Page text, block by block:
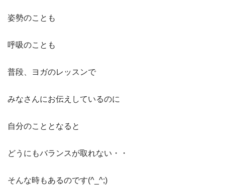
姿勢のことも
呼吸のことも
普段、ヨガのレッスンで
みなさんにお伝えしているのに
自分のこととなると
どうにもバランスが取れない・・
そんな時もあるのです(^_^;)